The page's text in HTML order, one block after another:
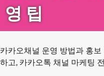
영 팁
카카오채널 운영 방법과 홍
하고, 카카오톡 채널 마케팅